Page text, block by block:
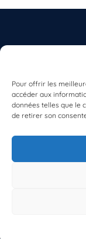
Pour offrir les
accéder aux
données telles que le
de retirer son